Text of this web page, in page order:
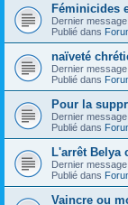
Féminicides
Dernier
Publié dans
naïveté
Dernier
Publié dans
Pour la
Dernier
Publié dans
L'arrêt Belya
Dernier
Publié dans
Vaincre ou